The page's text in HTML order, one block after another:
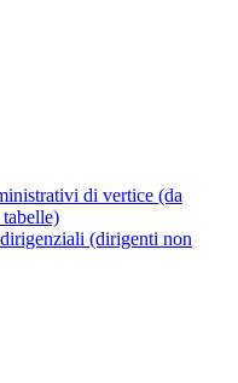
di vertice (da
(dirigenti non